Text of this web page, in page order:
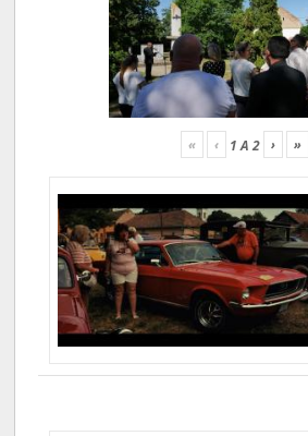
« ‹ 1A2 › »